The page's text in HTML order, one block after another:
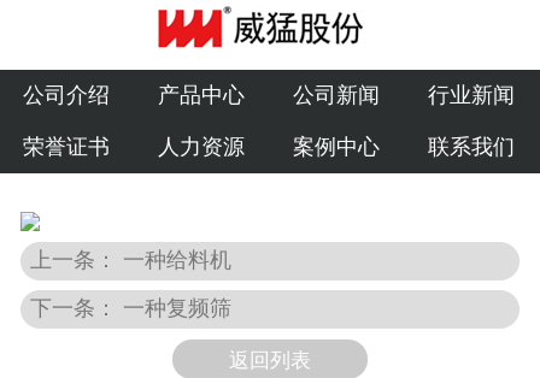
公司介绍
产品中心
公司新闻
人力资源
公司介绍 产品中心 公司新闻 行业新闻
荣誉证书 人力资源 案例中心 联系我们
上一条： 一种给料机
下一条： 一种复频筛
返回列表